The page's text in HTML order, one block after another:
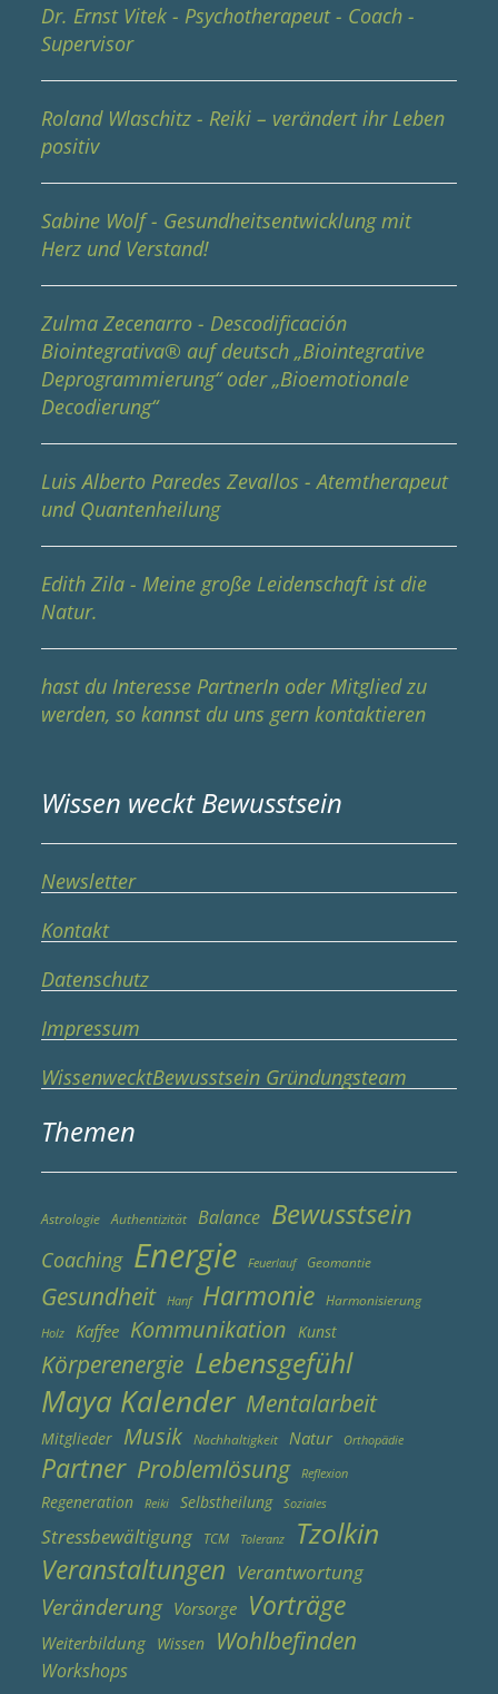
Dr. Ernst Vitek - Psychotherapeut - Coach -
Supervisor
Roland Wlaschitz - Reiki – verändert ihr Leben
positiv
Sabine Wolf - Gesundheitsentwicklung mit
Herz und Verstand!
Zulma Zecenarro - Descodificación
Biointegrativa® auf deutsch „Biointegrative
Deprogrammierung“ oder „Bioemotionale
Decodierung“
Luis Alberto Paredes Zevallos - Atemtherapeut
und Quantenheilung
Edith Zila - Meine große Leidenschaft ist die
Natur.
hast du Interesse PartnerIn oder Mitglied zu
werden, so kannst du uns gern kontaktieren
Wissen weckt Bewusstsein
Newsletter
Kontakt
Datenschutz
Impressum
WissenwecktBewusstsein Gründungsteam
Themen
Astrologie Authentizität Balance Bewusstsein
Coaching Energie Feuerlauf Geomantie
Gesundheit Hanf Harmonie Harmonisierung
Holz Kaffee Kommunikation Kunst
Körperenergie Lebensgefühl
Maya Kalender Mentalarbeit
Mitglieder Musik Nachhaltigkeit Natur Orthopädie
Partner Problemlösung Reflexion
Regeneration Reiki Selbstheilung Soziales
Stressbewältigung TCM Toleranz Tzolkin
Veranstaltungen Verantwortung
Veränderung Vorsorge Vorträge
Weiterbildung Wissen Wohlbefinden
Workshops